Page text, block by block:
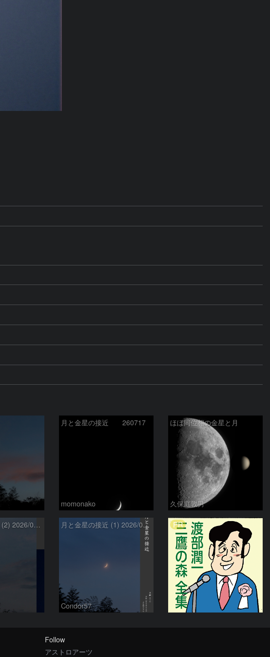
月と金星の接近 260717
momonako
ほぼ同位相の金星と月
久保庭敦男
月と金星の接近 (2) 2026/07/17 月と金星の接近 (1) 2026/07/17
Condor57
PR
Follow
アストロアーツ